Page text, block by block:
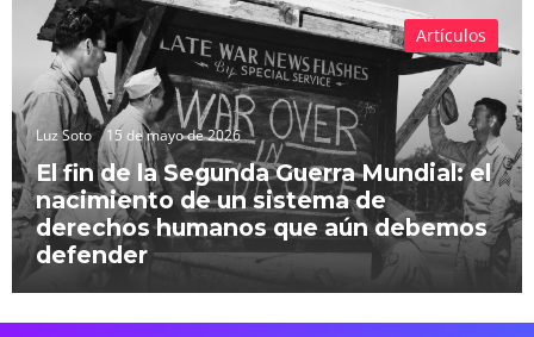
Luz Soto 15 de mayo de 2026
El fin de la Segunda Guerra Mundial: el
nacimiento de un sistema de
derechos humanos que aún debemos
defender
Artículos